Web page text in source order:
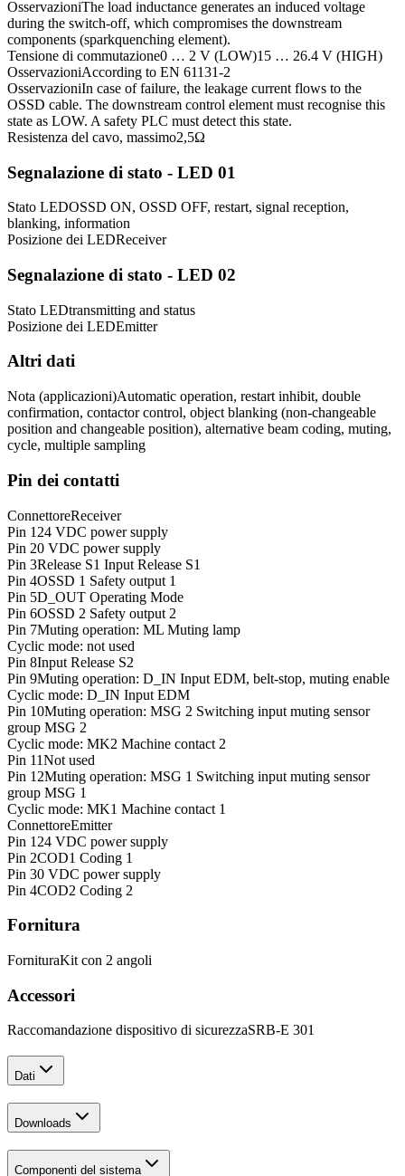
OsservazioniThe load inductance generates an induced voltage
during the switch-off, which compromises the downstream
components (sparkquenching element).
Tensione di commutazione0 … 2 V (LOW)15 … 26.4 V (HIGH)
OsservazioniAccording to EN 61131-2
OsservazioniIn case of failure, the leakage current flows to the
OSSD cable. The downstream control element must recognise this
state as LOW. A safety PLC must detect this state.
Resistenza del cavo, massimo2,5Ω
Segnalazione di stato - LED 01
Stato LEDOSSD ON, OSSD OFF, restart, signal reception,
blanking, information
Posizione dei LEDReceiver
Segnalazione di stato - LED 02
Stato LEDtransmitting and status
Posizione dei LEDEmitter
Altri dati
Nota (applicazioni)Automatic operation, restart inhibit, double
confirmation, contactor control, object blanking (non-changeable
position and changeable position), alternative beam coding, muting,
cycle, multiple sampling
Pin dei contatti
ConnettoreReceiver
Pin 1 24 VDC power supply
Pin 20 VDC power supply
Pin 3Release S1 Input Release S1
Pin 4OSSD 1 Safety output 1
Pin 5D_OUT Operating Mode
Pin 6OSSD 2 Safety output 2
Pin 7Muting operation: ML Muting lamp
Cyclic mode: not used
Pin 8Input Release S2
Pin 9Muting operation: D_IN Input EDM, belt-stop, muting enable
Cyclic mode: D_IN Input EDM
Pin 10Muting operation: MSG 2 Switching input muting sensor
group MSG 2
Cyclic mode: MK2 Machine contact 2
Pin 11Not used
Pin 12Muting operation: MSG 1 Switching input muting sensor
group MSG 1
Cyclic mode: MK1 Machine contact 1
ConnettoreEmitter
Pin 1 24 VDC power supply
Pin 2COD1 Coding 1
Pin 30 VDC power supply
Pin 4COD2 Coding 2
Fornitura
FornituraKit con 2 angoli
Accessori
Raccomandazione dispositivo di sicurezzaSRB-E 301
Dati
Downloads
Componenti del sistema